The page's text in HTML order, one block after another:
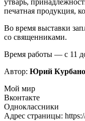
утварь,
печатная продукция,
Во время выставки
со священниками.
Время работы — с 11
Автор: Юрий
Мой мир
Вконтакте
Одноклассники
Адрес страницы: